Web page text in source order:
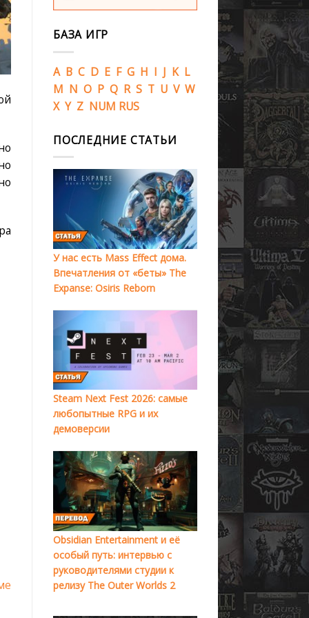
БАЗА ИГР
A B C D E F G H I J K L
M N O P Q R S T U V W
X Y Z NUM RUS
ПОСЛЕДНИЕ СТАТЬИ
У нас есть Mass Effect дома.
Впечатления от «беты» The
Expanse: Osiris Reborn
Steam Next Fest 2026: самые
любопытные RPG и их
демоверсии
Obsidian Entertainment и её
особый путь: интервью с
руководителями студии к
релизу The Outer Worlds 2